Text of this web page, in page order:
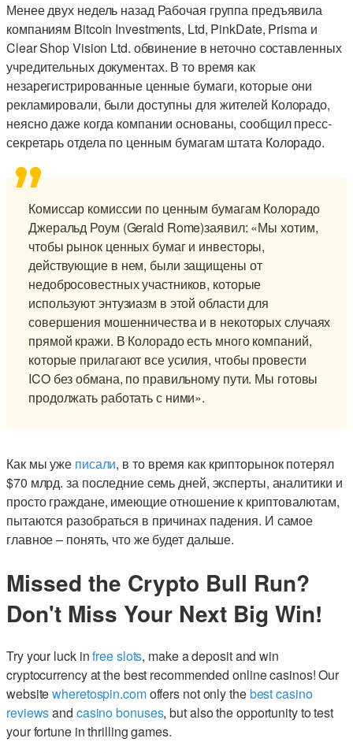
Менее двух недель назад Рабочая группа предъявила
компаниям Bitcoin Investments, Ltd, PinkDate, Prisma и
Clear Shop Vision Ltd. обвинение в неточно составленных
учредительных документах. В то время как
незарегистрированные ценные бумаги, которые они
рекламировали, были доступны для жителей Колорадо,
неясно даже когда компании основаны, сообщил пресс-
секретарь отдела по ценным бумагам штата Колорадо.
Комиссар комиссии по ценным бумагам Колорадо
Джеральд Роум (Gerald Rome)заявил: «Мы хотим,
чтобы рынок ценных бумаг и инвесторы,
действующие в нем, были защищены от
недобросовестных участников, которые
используют энтузиазм в этой области для
совершения мошенничества и в некоторых случаях
прямой кражи. В Колорадо есть много компаний,
которые прилагают все усилия, чтобы провести
ICO без обмана, по правильному пути. Мы готовы
продолжать работать с ними».
Как мы уже писали, в то время как крипторынок потерял
$70 млрд. за последние семь дней, эксперты, аналитики и
просто граждане, имеющие отношение к криптовалютам,
пытаются разобраться в причинах падения. И самое
главное – понять, что же будет дальше.
Missed the Crypto Bull Run?
Don't Miss Your Next Big Win!
Try your luck infree slots, make a deposit and win
cryptocurrency at the best recommended online casinos! Our
websitewheretospin.comoffers not only thebest casino
reviewsand casino bonuses, but also the opportunity to test
your fortune in thrilling games.